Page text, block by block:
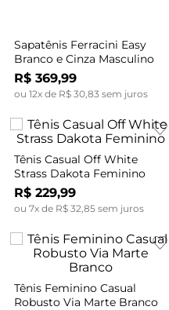
Sapatênis Ferracini Easy
Branco e Cinza Masculino
R$ 369,99
ou 12x de R$ 30,83 sem juros
Tênis Casual Off White
Strass Dakota Feminino
R$ 229,99
ou 7x de R$ 32 85sem juros
Tênis Feminino Casual
Robusto Via Marte Branco